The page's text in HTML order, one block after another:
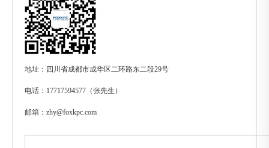
地址：四川省成都市成华区二环路东二段29号
电话：17717594577（张先生）
邮箱：zhy@foxkpc.com